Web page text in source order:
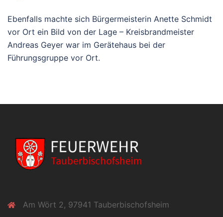
Ebenfalls machte sich Bürgermeisterin Anette Schmidt
vor Ort ein Bild von der Lage – Kreisbrandmeister
Andreas Geyer war im Gerätehaus bei der
Führungsgruppe vor Ort.
Am Wört 2, 97941 Tauberbischofsheim